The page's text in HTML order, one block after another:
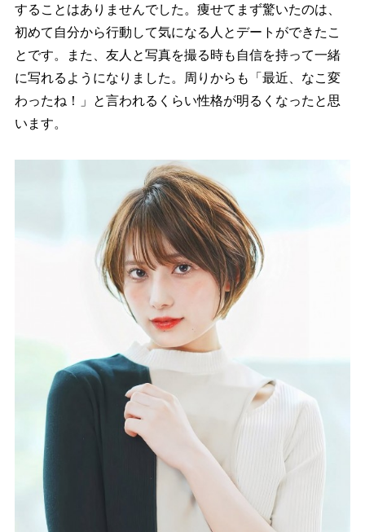
することはありませんでした。痩せてまず驚いたのは、
初めて自分から行動して気になる人とデートができたこ
とです。また、友人と写真を撮る時も自信を持って一緒
に写れるようになりました。周りからも「最近、なこ変
わったね！」と言われるくらい性格が明るくなったと思
います。